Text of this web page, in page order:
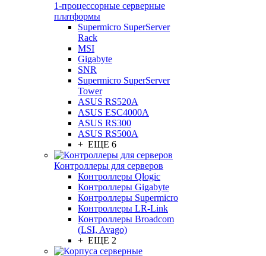
1-процессорные серверные
платформы
Supermicro SuperServer
Rack
MSI
Gigabyte
SNR
Supermicro SuperServer
Tower
ASUS RS520A
ASUS ESC4000A
ASUS RS300
ASUS RS500A
+ ЕЩЕ 6
Контроллеры для серверов
Контроллеры Qlogic
Контроллеры Gigabyte
Контроллеры Supermicro
Контроллеры LR-Link
Контроллеры Broadcom
(LSI, Avago)
+ ЕЩЕ 2